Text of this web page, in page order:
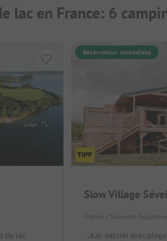
lac en France: 6
du lac
Réservation immédiate
Slow Village
France / Nouvelle-Aquitaine
Lac naturel avec